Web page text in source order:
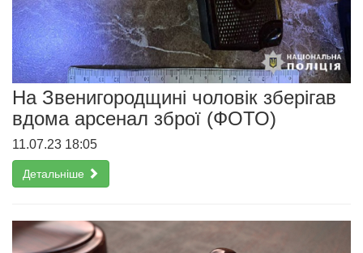
На Звенигородщині чоловік зберігав
вдома арсенал зброї (ФОТО)
11.07.23 18:05
Детальніше